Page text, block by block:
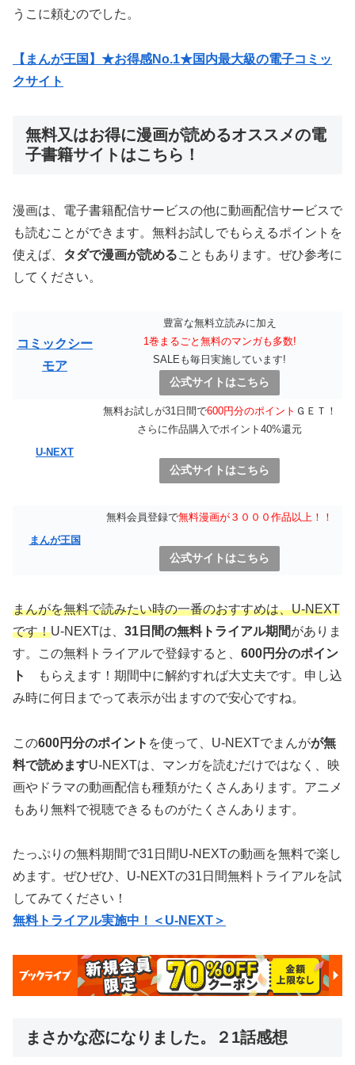
うこに頼むのでした。
【まんが王国】★お得感No.1★国内最大級の電子コミッ
クサイト
無料又はお得に漫画が読めるオススメの電
子書籍サイトはこちら！
漫画は、電子書籍配信サービスの他に動画配信サービスで
も読むことができます。無料お試しでもらえるポイントを
使えば、 タダで漫画が読めることもあります。ぜひ参考に
してください。
コミックシー
モア
豊富な無料立読みに加え
1巻まるごと無料のマンガも多数!
SALEも毎日実施しています!
公式サイトはこちら
U-NEXT
無料お試しが31日間で600円分のポイント ＧＥＴ！
さらに作品購入でポイント40%還元
公式サイトはこちら
まんが王国
無料会員登録で無料漫画が３０００作品以上！！
公式サイトはこちら
まんがを無料で読みたい時の一番のおすすめは、U-NEXT
です！U-NEXTは、 31日間の無料トライアル期間がありま
す。この無料トライアルで登録すると、 600円分のポイン
ト
もらえます！期間中に解約すれば大丈夫です。申し込
み時に何日までって表示が出ますので安心ですね。
この600円分のポイント を使って、U-NEXTでまんがが無
料で読めますU-NEXTは、マンガを読むだけではなく、映
画やドラマの動画配信も種類がたくさんあります。アニメ
もあり無料で視聴できるものがたくさんあります。
たっぷりの無料期間で31日間U-NEXTの動画を無料で楽し
めます。ぜひぜひ、U-NEXTの31日間無料トライアルを試
してみてください！
無料トライアル実施中！＜U-NEXT＞
まさかな恋になりました。２1話感想